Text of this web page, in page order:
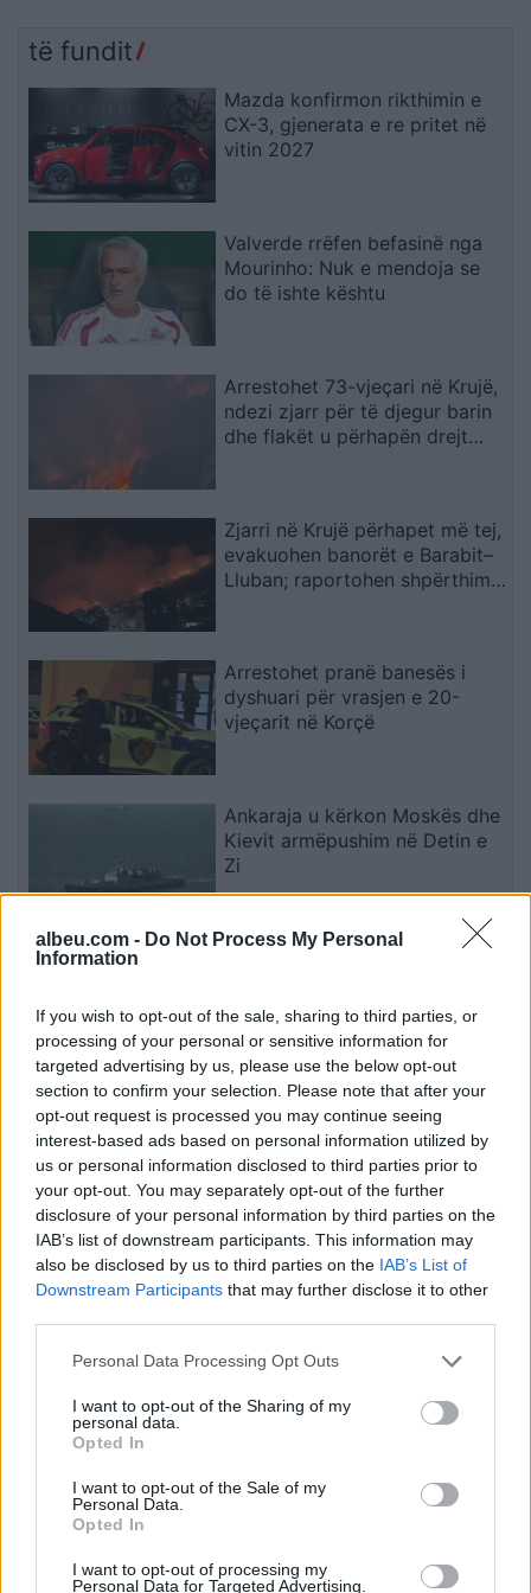
albeu.com - Do Not Process My Personal
Information
If you wish to opt-out of the sale, sharing to third parties, or
processing of your personal or sensitive information for
targeted advertising by us, please use the below opt-out
section to confirm your selection. Please note that after your
opt-out request is processed you may continue seeing
interest-based ads based on personal information utilized by
us or personal information disclosed to third parties prior to
your opt-out. You may separately opt-out of the further
disclosure of your personal information by third parties on the
IAB’s list of downstream participants. This information may
also be disclosed by us to third parties on the IAB’s List of
Downstream Participants that may further disclose it to other
Personal Data Processing Opt Outs
I want to opt-out of the Sharing of my
personal data.
Opted In
I want to opt-out of the Sale of my
Personal Data.
Opted In
I want to opt-out of processing my
Personal Data for Targeted Advertising.
të fundit
Mazda konfirmon rikthimin e
CX-3, gjenerata e re pritet në
vitin 2027
Valverde rrëfen befasinë nga
Mourinho: Nuk e mendoja se
do të ishte kështu
Arrestohet 73-vjeçari në Krujë,
ndezi zjarr për të djegur barin
dhe flakët u përhapën drejt
Zjarri në Krujë përhapet më tej,
evakuohen banorët e Barabit–
Lluban; raportohen shpërthime
Arrestohet pranë banesës i
dyshuari për vrasjen e 20-
vjeçarit në Korçë
Ankaraja u kërkon Moskës dhe
Kievit armëpushim në Detin e
Zi
Marc Casado
Esim for Global
Esim for USA | Esim for Italy Esim for Spain|Esim